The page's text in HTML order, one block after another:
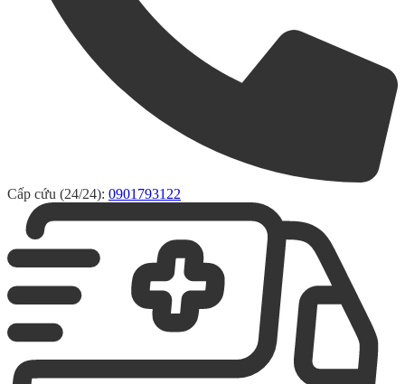
Cấp cứu (24/24): 0901793122